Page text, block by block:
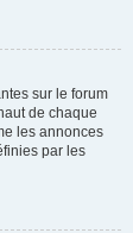
sur le forum
de chaque
les annonces
par les